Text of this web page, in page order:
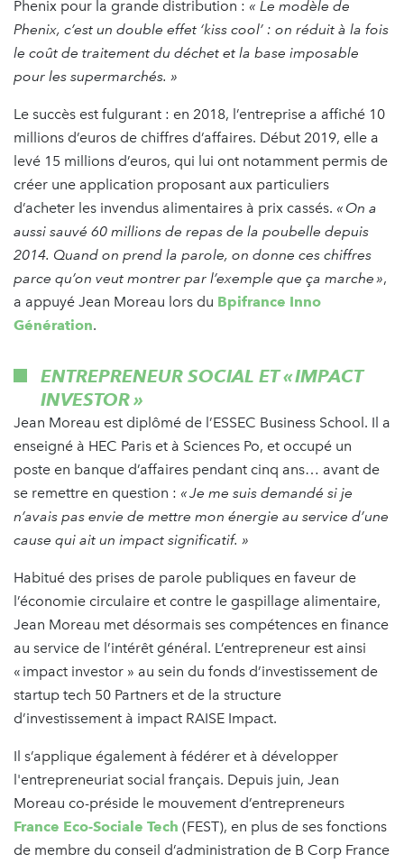
Phenix pour la grande distribution : « Le modèle de
Phenix, c’est un double effet ‘kiss cool’ : on réduit à la fois
le coût de traitement du déchet et la base imposable
pour les supermarchés. »
Le succès est fulgurant : en 2018, l’entreprise a affiché 10
millions d’euros de chiffres d’affaires. Début 2019, elle a
levé 15 millions d’euros, qui lui ont notamment permis de
créer une application proposant aux particuliers
d’acheter les invendus alimentaires à prix cassés. « On a
aussi sauvé 60 millions de repas de la poubelle depuis
2014. Quand on prend la parole, on donne ces chiffres
parce qu’on veut montrer par l’exemple que ça marche »,
a appuyé Jean Moreau lors du Bpifrance Inno
Génération.
ENTREPRENEUR SOCIAL ET « IMPACT
INVESTOR »
Jean Moreau est diplômé de l’ESSEC Business School. Il a
enseigné à HEC Paris et à Sciences Po, et occupé un
poste en banque d’affaires pendant cinq ans… avant de
se remettre en question : « Je me suis demandé si je
n’avais pas envie de mettre mon énergie au service d’une
cause qui ait un impact significatif. »
Habitué des prises de parole publiques en faveur de
l’économie circulaire et contre le gaspillage alimentaire,
Jean Moreau met désormais ses compétences en finance
au service de l’intérêt général. L’entrepreneur est ainsi
« impact investor » au sein du fonds d’investissement de
startup tech 50 Partners et de la structure
d’investissement à impact RAISE Impact.
Il s’applique également à fédérer et à développer
l'entrepreneuriat social français. Depuis juin, Jean
Moreau co-préside le mouvement d’entrepreneurs
France Eco-Sociale Tech (FEST), en plus de ses fonctions
de membre du conseil d’administration de B Corp France